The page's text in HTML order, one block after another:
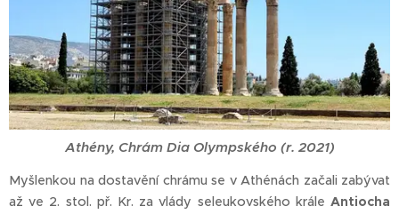
Athény, Chrám Dia Olympského (r. 2021)
Myšlenkou na dostavění chrámu se v Athénách začali zabývat
až ve 2. stol. př. Kr. za vlády seleukovského krále Antiocha